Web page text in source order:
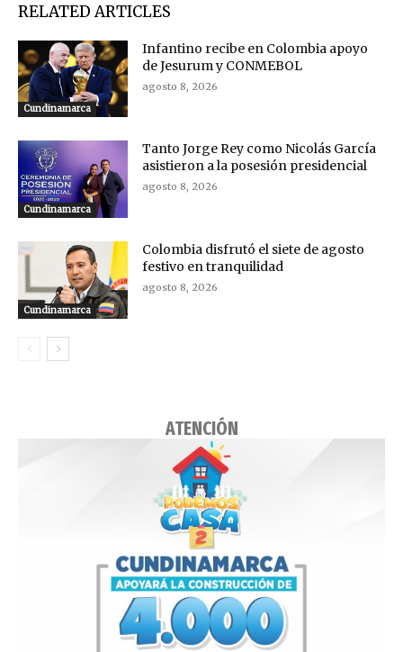
RELATED ARTICLES
Cundinamarca
Infantino recibe en Colombia apoyo
de Jesurum y CONMEBOL
agosto 8, 2026
Cundinamarca
Tanto Jorge Rey como Nicolás García
asistieron a la posesión presidencial
agosto 8, 2026
Cundinamarca
Colombia disfrutó el siete de agosto
festivo en tranquilidad
agosto 8, 2026
ATENCIÓN